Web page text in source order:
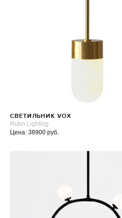
СВЕТИЛЬНИК VOX
Rubn Lighting
Цена: 38900 руб.